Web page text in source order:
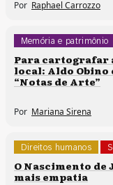
Por Raphael Carrozzo
Memória e patrimônio
Sem categoria
Para cartografar
local: Aldo Obino
“Notas de Arte”
Por Mariana Sirena
Direitos humanos
O Nascimento
mais empatia